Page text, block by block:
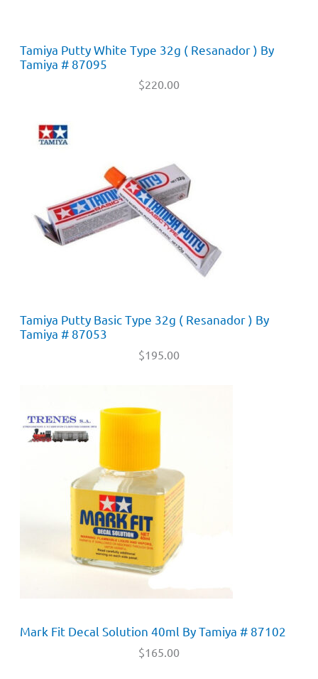
Tamiya Putty White Type 32g ( Resanador ) By
Tamiya # 87095
$220.00
Tamiya Putty Basic Type 32g ( Resanador ) By
Tamiya # 87053
$195.00
Mark Fit Decal Solution 40ml By Tamiya # 87102
$165.00